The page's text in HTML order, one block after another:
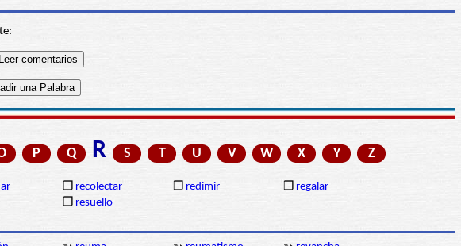
P Q R S T U V W X Y Z
❒ recolectar ❒ redimir ❒ regalar
❒ resuello